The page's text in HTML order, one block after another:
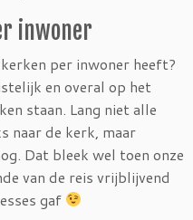
inwoner
per inwoner heeft?
en overal op het
staan. Lang niet alle
naar de kerk, maar
Dat bleek wel toen onze
van de reis vrijblijvend
gaf